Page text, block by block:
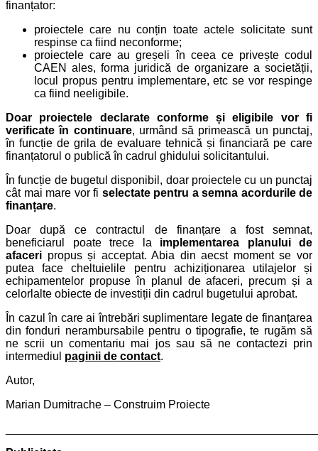
finanțator:
proiectele care nu conțin toate actele solicitate sunt
respinse ca fiind neconforme;
proiectele care au greșeli în ceea ce privește codul
CAEN ales, forma juridică de organizare a societății,
locul propus pentru implementare, etc se vor respinge
ca fiind neeligibile.
Doar proiectele declarate conforme și eligibile vor fi
verificate în continuare, urmând să primească un punctaj,
în funcție de grila de evaluare tehnică și financiară pe care
finanțatorul o publică în cadrul ghidului solicitantului.
În funcție de bugetul disponibil, doar proiectele cu un punctaj
cât mai mare vor fi selectate pentru a semna acordurile de
finanțare.
Doar după ce contractul de finanțare a fost semnat,
beneficiarul poate trece la implementarea planului de
afaceri propus și acceptat. Abia din aecst moment se vor
putea face cheltuielile pentru achiziționarea utilajelor și
echipamentelor propuse în planul de afaceri, precum și a
celorlalte obiecte de investiții din cadrul bugetului aprobat.
În cazul în care ai întrebări suplimentare legate de finanțarea
din fonduri nerambursabile pentru o tipografie, te rugăm să
ne scrii un comentariu mai jos sau să ne contactezi prin
intermediul paginii de contact.
Autor,
Marian Dumitrache – Construim Proiecte